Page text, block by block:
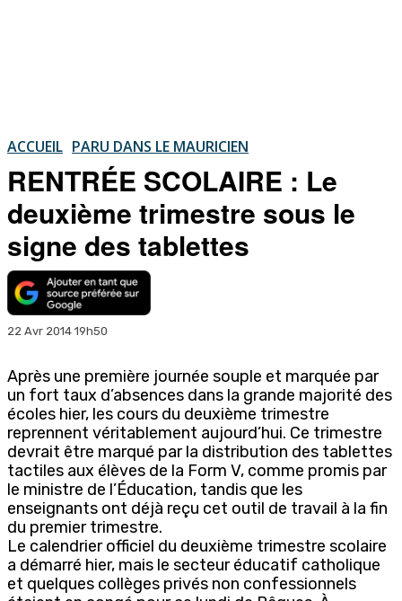
ACCUEIL PARU DANS LE MAURICIEN
RENTRÉE SCOLAIRE : Le
deuxième trimestre sous le
signe des tablettes
22 Avr 2014 19h50
Après une première journée souple et marquée par
un fort taux d’absences dans la grande majorité des
écoles hier, les cours du deuxième trimestre
reprennent véritablement aujourd’hui. Ce trimestre
devrait être marqué par la distribution des tablettes
tactiles aux élèves de la Form V, comme promis par
le ministre de l’Éducation, tandis que les
enseignants ont déjà reçu cet outil de travail à la fin
du premier trimestre.
Le calendrier officiel du deuxième trimestre scolaire
a démarré hier, mais le secteur éducatif catholique
et quelques collèges privés non confessionnels